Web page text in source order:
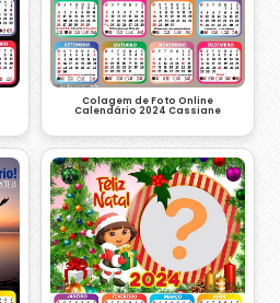
Colagem de Foto Online
Calendário 2024 Cassiane